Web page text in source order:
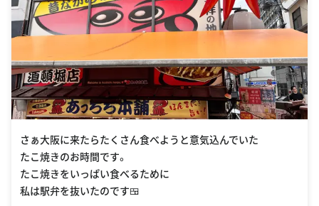
さぁ大阪に来たらたくさん食べようと意気込んでいた
たこ焼きのお時間です。
たこ焼きをいっぱい食べるために
私は駅弁を抜いたのです🍱